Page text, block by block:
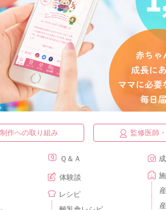
作への取り組み 監修医師
Ｑ＆Ａ
体験談
レシピ